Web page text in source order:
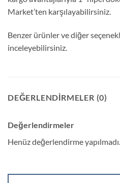
Market’ten karşılayabilirsiniz.
Benzer ürünler ve diğer
inceleyebilirsiniz.
DEĞERLENDIRMELER (0)
Değerlendirmeler
Henüz değerlendirme yapılmadı.